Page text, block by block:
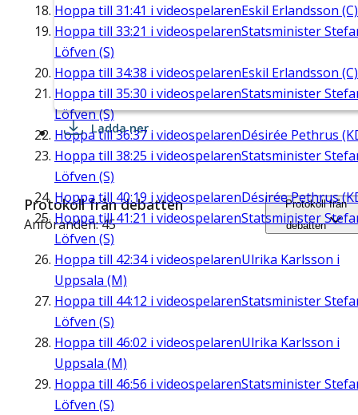
Hoppa till 31:41 i videospelarenEskil Erlandsson (C)
Hoppa till 33:21 i videospelarenStatsminister
Löfven (S)
Hoppa till 34:38 i videospelarenEskil Erlandsson (C)
Hoppa till 35:30 i videospelarenStatsminister
Löfven (S)
Hoppa till36:37 i videospelarenDésirée Pethrus
Hoppa till 38:25 i videospelarenStatsminister
Löfven (S)
Hoppa till 40:19 i videospelarenDésirée Pethrus
Hoppa till41:21 i videospelarenStatsminister
Löfven (S)
Hoppa till 42:34i videospelarenUlrika Karlsson i
Uppsala (M)
Hoppa till 44:12 i videospelarenStatsminister
Löfven (S)
Hoppa till 46:02 i videospelarenUlrika Karlsson i
Uppsala (M)
Hoppa till 46:56 i videospelarenStatsminister
Löfven (S)
Ladda ner
Protokoll från debatten
Anföranden: 45
Protokoll från
debatten